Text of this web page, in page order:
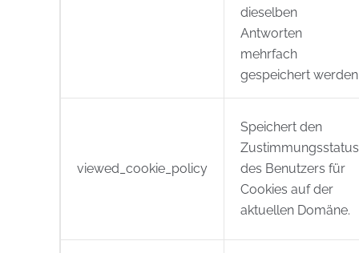
dieselben
Antworten
mehrfach
gespeichert
viewed_cookie_policy
Speichert den
Zustimmungsstatus
des Benutzers für
Cookies auf der
aktuellen Domäne.